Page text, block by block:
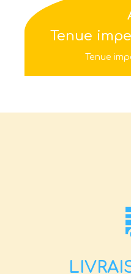
Tenue
Tenue